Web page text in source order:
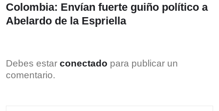
Colombia: Envían fuerte guiño político a
Abelardo de la Espriella
Debes estar conectado para publicar un
comentario.